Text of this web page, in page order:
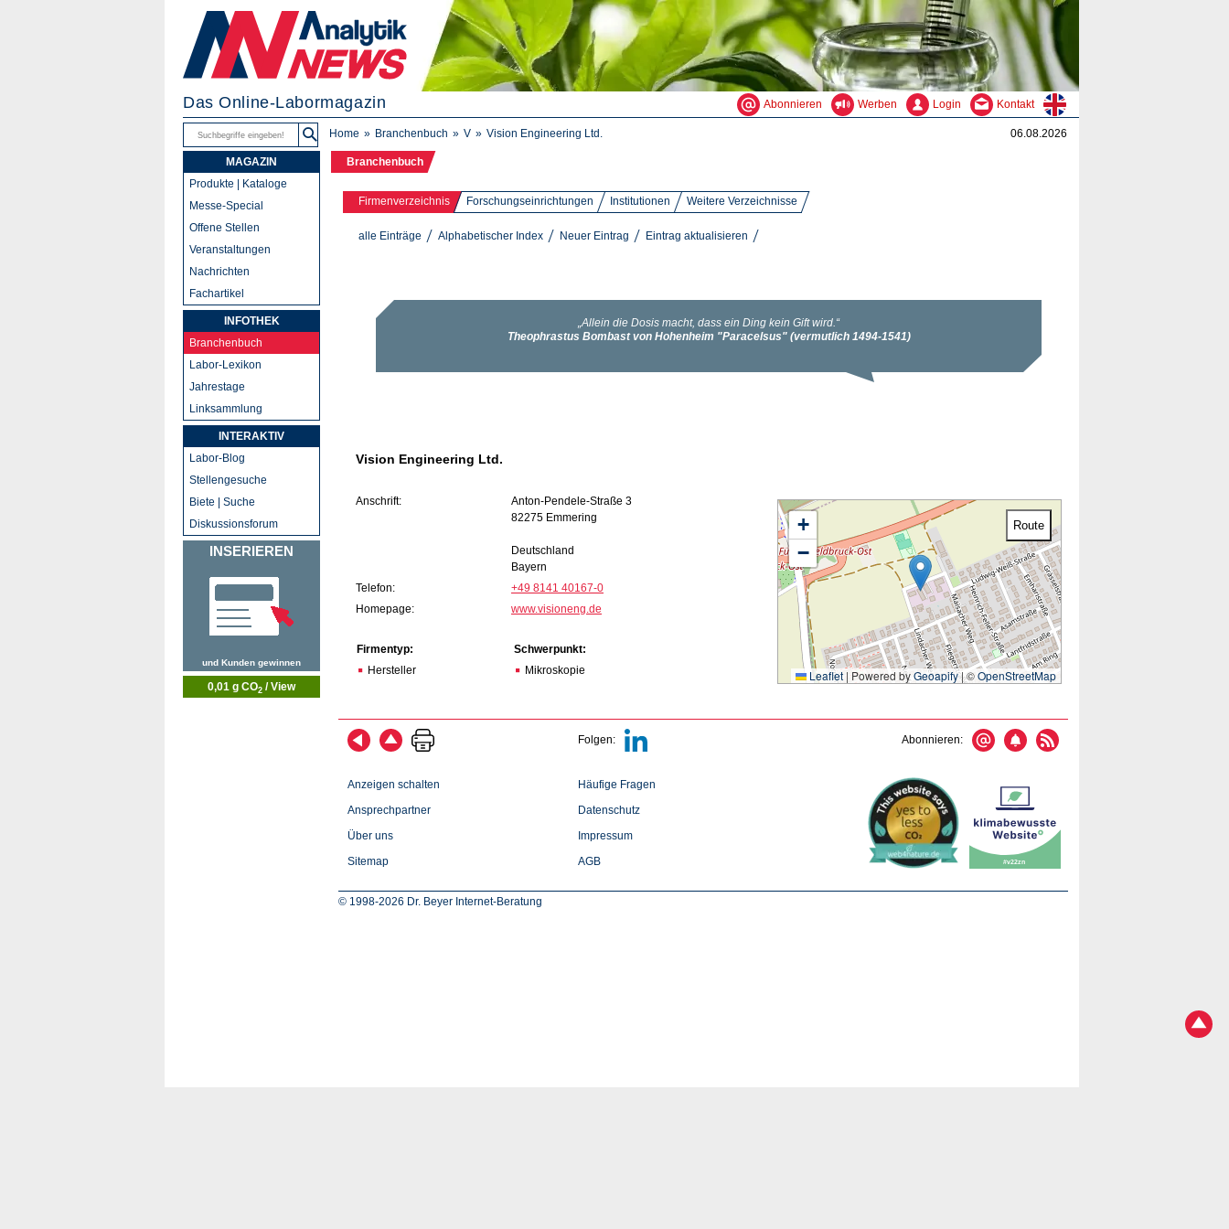
Das Online-Labormagazin Abonnieren Werben Login Kontakt
Home Branchenbuch V Vision Engineering Ltd. 06.08.2026
Branchenbuch
Firmenverzeichnis Forschungseinrichtungen Institutionen Weitere Verzeichnisse
alle Einträge Alphabetischer Index Neuer Eintrag Eintrag aktualisieren
Vision Engineering Ltd.
+
−
Route
Leaflet | Powered byGeoapify| ©OpenStreetMap
Anschrift:
Anton-Pendele-Straße 3
82275 Emmering
Deutschland
Bayern
Telefon:
+49 8141 40167-0
Homepage:
www.visioneng.de
Firmentyp:
Hersteller
Schwerpunkt:
Mikroskopie
Folgen: Abonnieren:
Anzeigen schalten
Ansprechpartner
Über uns
Sitemap
Häufige Fragen
Datenschutz
Impressum
AGB
© 1998-2026 Dr. Beyer Internet-Beratung
MAGAZIN
Produkte | Kataloge
Messe-Special
Offene Stellen
Veranstaltungen
Nachrichten
Fachartikel
INFOTHEK
Branchenbuch
Labor-Lexikon
Jahrestage
Linksammlung
INTERAKTIV
Labor-Blog
Stellengesuche
Biete | Suche
Diskussionsforum
INSERIEREN
und Kunden gewinnen
0,01 g CO2 / View